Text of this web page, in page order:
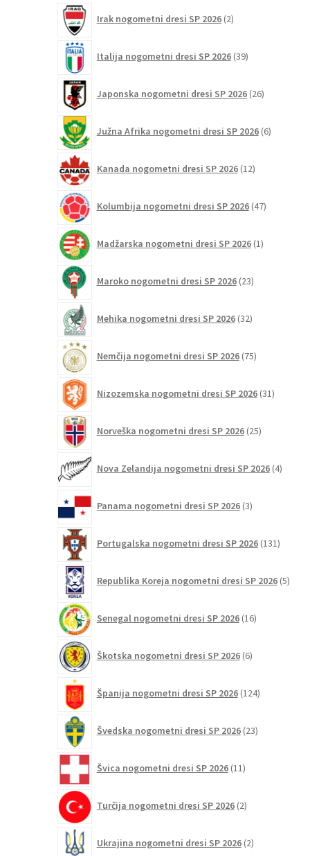
Irak nogometni dresi SP 2026 2izdelka
Italija nogometni dresi SP 2026 39izdelkov
Japonska nogometni dresi SP 2026 26izdelkov
Južna Afrika nogometni dresi SP 2026 6izdelkov
Kanada nogometni dresi SP 2026 12izdelkov
Kolumbija nogometni dresi SP 2026 47izdelkov
Madžarska nogometni dresi SP 2026 1izdelek
Maroko nogometni dresi SP 2026 23izdelkov
Mehika nogometni dresi SP 2026 32izdelkov
Nemčija nogometni dresi SP 2026 75izdelkov
Nizozemska nogometni dresi SP 2026 31izdelkov
Norveška nogometni dresi SP 2026 25izdelkov
Nova Zelandija nogometni dresi SP 2026 4izdelki
Panama nogometni dresi SP 2026 3izdelki
Portugalska nogometni dresi SP 2026 131
Republika Koreja nogometni dresi SP 2026 5
Senegal nogometni dresi SP 2026 16izdelkov
Škotska nogometni dresi SP 2026 6izdelkov
Španija nogometni dresi SP 2026 124izdelkov
Švedska nogometni dresi SP 2026 23izdelkov
Švica nogometni dresi SP 2026 11izdelkov
Turčija nogometni dresi SP 2026 2izdelka
Ukrajina nogometni dresi SP 2026 2izdelka